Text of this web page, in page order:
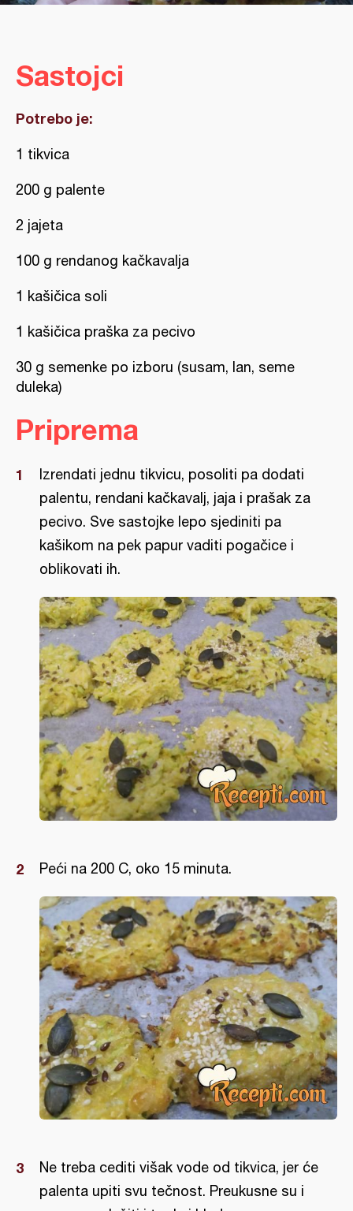
Sastojci
Potrebo je:
1 tikvica
200 g palente
2 jajeta
100 g rendanog kačkavalja
1 kašičica soli
1 kašičica praška za pecivo
30 g semenke po izboru (susam, lan, seme
duleka)
Priprema
Izrendati jednu tikvicu, posoliti pa dodati
palentu, rendani kačkavalj, jaja i prašak za
pecivo. Sve sastojke lepo sjediniti pa
kašikom na pek papur vaditi pogačice i
oblikovati ih.
Peći na 200 C, oko 15 minuta.
Ne treba cediti višak vode od tikvica, jer će
palenta upiti svu tečnost. Preukusne su i